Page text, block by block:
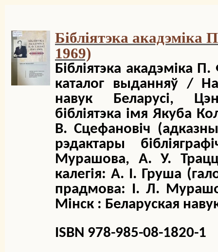
Бібліятэка акадэміка
1969)
Бібліятэка акадэміка
каталог выданняў /
навук Беларусі,
бібліятэка імя Якуба
В. Сцефановіч
рэдактары
Мурашова, А. У.
калегія: А. І. Груша
прадмова: І. Л.
Мінск : Беларуская
ISBN 978-985-08-1820-1